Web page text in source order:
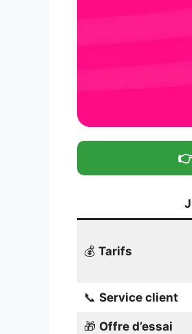
💰 Tarifs
📞 Service client
🎁 Offre d’essai